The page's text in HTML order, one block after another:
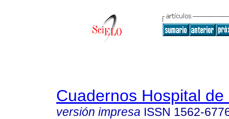
Cuadernos Hospital
versión impresa ISSN 1562-